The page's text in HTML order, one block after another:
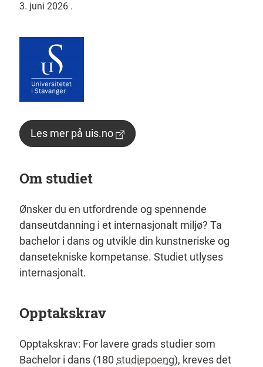
3. juni 2026 .
Les mer på uis.no
Om studiet
Ønsker du en utfordrende og spennende
danseutdanning i et internasjonalt miljø? Ta
bachelor i dans og utvikle din kunstneriske og
dansetekniske kompetanse. Studiet utlyses
internasjonalt.
Opptakskrav
Opptakskrav: For lavere grads studier som
Bachelor i dans (180 studiepoeng), kreves det